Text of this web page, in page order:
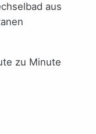
aus
zu Minute